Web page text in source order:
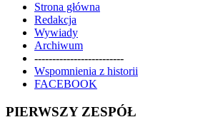
Strona główna
Redakcja
Wywiady
Archiwum
-------------------------
Wspomnienia z historii
FACEBOOK
PIERWSZY ZESPÓŁ